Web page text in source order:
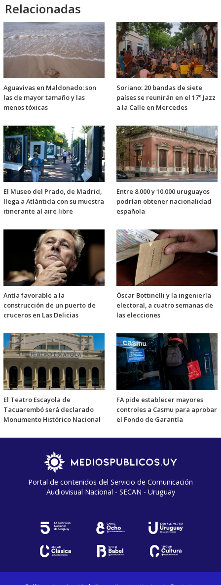
Relacionadas
Aguavivas en Maldonado: son
las de mayor tamaño y las
menos tóxicas
Soriano: 20 bandas de siete
países se reunirán en el 17º Jazz
a la Calle en Mercedes
El Museo del Prado, de Madrid,
llega a Atlántida con su muestra
itinerante al aire libre
Entre 8.000 y 10.000 uruguayos
podrían obtener nacionalidad
española
Antía favorable a la
construcción de un puerto de
cruceros en Las Delicias
Óscar Bottinelli y la ingeniería
electoral, a cuatro semanas de
las elecciones
El Teatro Escayola de
Tacuarembó será declarado
Monumento Histórico Nacional
FA pide establecer mayores
controles a Casmu para aprobar
el Fondo de Garantía
Portal de contenidos del Servicio de Comunicación
Audiovisual Nacional - SECAN - Uruguay